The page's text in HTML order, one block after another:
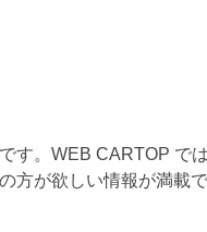
す。WEB CARTOP で
方が欲しい情報が満載で